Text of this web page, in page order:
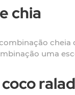
chia
uma